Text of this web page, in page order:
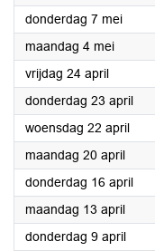
donderdag 7 mei2026
maandag 4 mei2026
vrijdag 24 april2026
donderdag 23 april2026
woensdag 22 april2026
maandag 20 april2026
donderdag 16 april2026
maandag 13 april2026
donderdag 9 april2026